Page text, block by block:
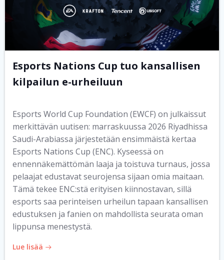
Esports Nations Cup tuo kansallisen
kilpailun e-urheiluun
Esports World Cup Foundation (EWCF) on julkaissut
merkittävän uutisen: marraskuussa 2026 Riyadhissa
Saudi-Arabiassa järjestetään ensimmäistä kertaa
Esports Nations Cup (ENC). Kyseessä on
ennennäkemättömän laaja ja toistuva turnaus, jossa
pelaajat edustavat seurojensa sijaan omia maitaan.
Tämä tekee ENC:stä erityisen kiinnostavan, sillä
esports saa perinteisen urheilun tapaan kansallisen
edustuksen ja fanien on mahdollista seurata oman
lippunsa menestystä.
Lue lisää